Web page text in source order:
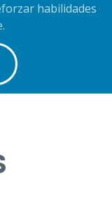
habilidades